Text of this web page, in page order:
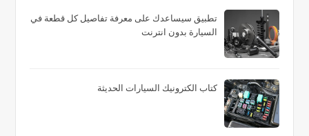
تطبيق سيساعدك على معرفة تفاصيل كل قطعة في
السيارة بدون انترنت
كتاب الكترونيك السيارات الحديثة